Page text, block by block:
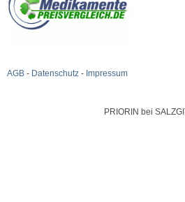
AGB - Datenschutz - Impressum
PRIORIN bei